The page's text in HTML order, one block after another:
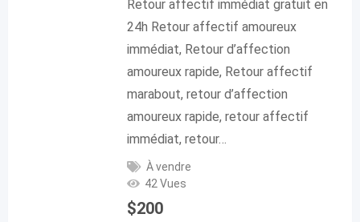
Retour affectif immédiat gratuit en
24h Retour affectif amoureux
immédiat, Retour d’affection
amoureux rapide, Retour affectif
marabout, retour d’affection
amoureux rapide, retour affectif
immédiat, retour…
À vendre
42 Vues
$200